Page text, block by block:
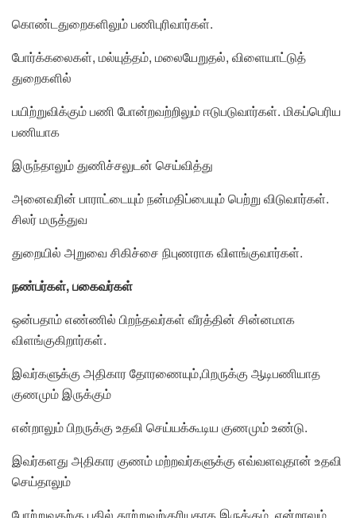
கொண்டதுறைகளிலும் பணிபுரிவார்கள்.
போர்க்கலைகள், மல்யுத்தம், மலையேறுதல், விளையாட்டுத்
துறைகளில்
பயிற்றுவிக்கும் பணி போன்றவற்றிலும் ஈடுபடுவார்கள். மிகப்பெரிய
பணியாக
இருந்தாலும் துணிச்சலுடன் செய்வித்து
அனைவரின் பாராட்டையும் நன்மதிப்பையும் பெற்று விடுவார்கள்.
சிலர் மருத்துவ
துறையில் அறுவை சிகிச்சை நிபுணராக விளங்குவார்கள்.
நண்பர்கள், பகைவர்கள்
ஒன்பதாம் எண்ணில் பிறந்தவர்கள் வீரத்தின் சின்னமாக
விளங்குகிறார்கள்.
இவர்களுக்கு அதிகார தோரணையும்,பிறருக்கு ஆடிபணியாத
குணமும் இருக்கும்
என்றாலும் பிறருக்கு உதவி செய்யக்கூடிய குணமும் உண்டு.
இவர்களது அதிகார குணம் மற்றவர்களுக்கு எவ்வளவுதான் உதவி
செய்தாலும்
போற்றுவதற்கு பதில் தூற்றுவற்குரியதாக இருக்கும். என்றாலும்